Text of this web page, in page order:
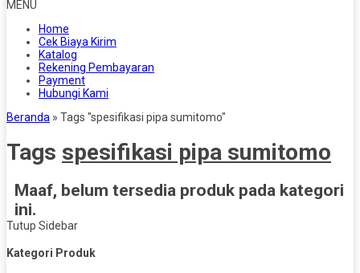
MENU
Home
Cek Biaya Kirim
Katalog
Rekening Pembayaran
Payment
Hubungi Kami
Beranda » Tags "spesifikasi pipa sumitomo"
Tags spesifikasi pipa sumitomo
Maaf, belum tersedia produk pada kategori
ini.
Tutup Sidebar
Kategori Produk